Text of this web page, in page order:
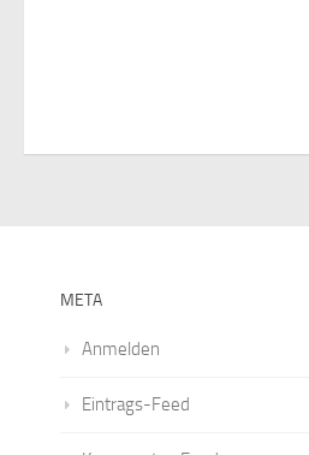
META
Anmelden
Eintrags-Feed